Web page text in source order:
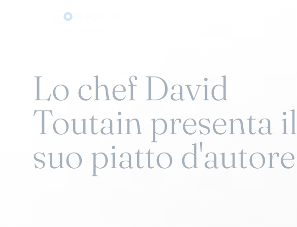
Lo chef David
Toutain presenta il
suo piatto d'autore